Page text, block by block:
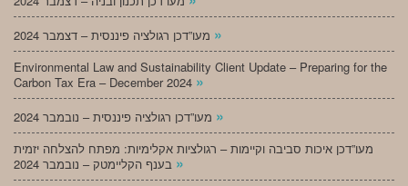
»
Environmental Law and Sustainability Client Update – Preparing for the
Carbon Tax Era – December 2024 »
»
מעו”דכן איכות סביבה וקיימות – רגולציות אקלימיות: מפתח להצלחה יזמית
»